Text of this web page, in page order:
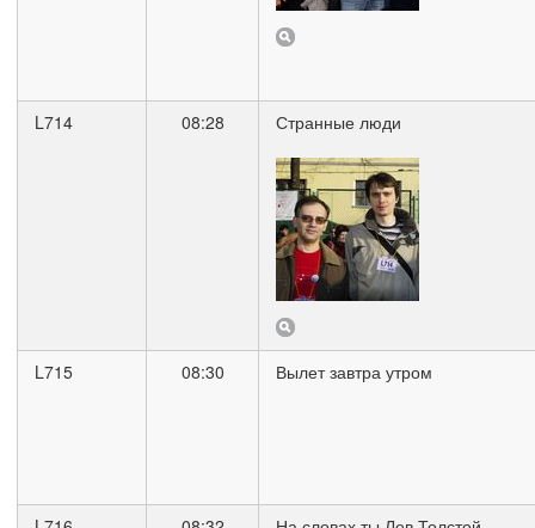
L714 08:28 Странные люди
L715 08:30 Вылет завтра утром